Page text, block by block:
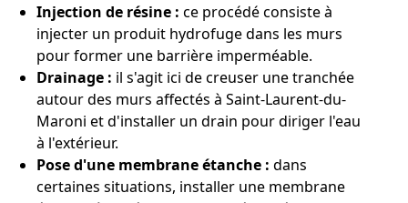
Injection de résine : ce procédé consiste à
injecter un produit hydrofuge dans les murs
pour former une barrière imperméable.
Drainage : il s'agit ici de creuser une tranchée
autour des murs affectés à Saint-Laurent-du-
Maroni et d'installer un drain pour diriger l'eau
à l'extérieur.
Pose d'une membrane étanche : dans
certaines situations, installer une membrane